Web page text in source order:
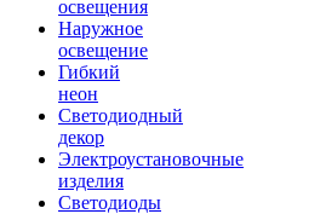
освещения
Наружное
освещение
Гибкий
неон
Светодиодный
декор
Электроустановочные
изделия
Светодиоды